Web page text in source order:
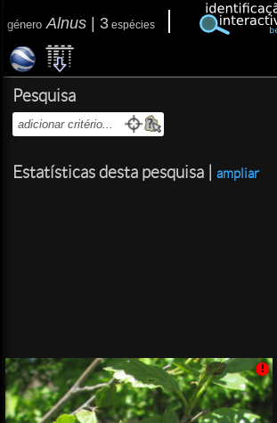
género Alnus | 3 espécies
Pesquisa
Estatísticas desta pesquisa | ampliar
!